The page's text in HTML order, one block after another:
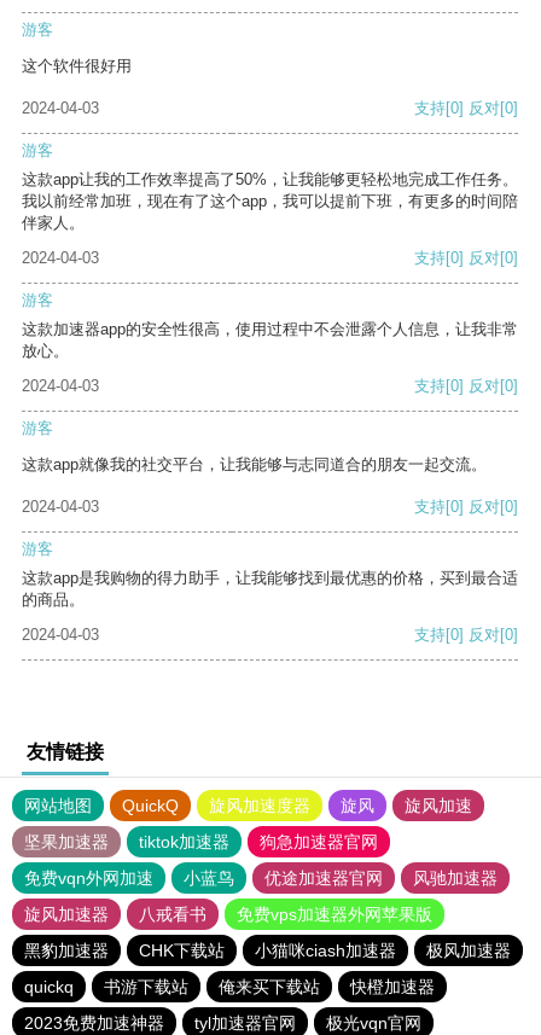
游客
这个软件很好用
2024-04-03 支持[0] 反对[0]
游客
这款app让我的工作效率提高了50%，让我能够更轻松地完成工作任务。
我以前经常加班，现在有了这个app，我可以提前下班，有更多的时间陪
伴家人。
2024-04-03
支持[0] 反对[0]
游客
这款加速器app的安全性很高，使用过程中不会泄露个人信息，让我非常
放心。
2024-04-03
支持[0] 反对[0]
游客
这款app就像我的社交平台，让我能够与志同道合的朋友一起交流。
2024-04-03 支持[0] 反对[0]
游客
这款app是我购物的得力助手，让我能够找到最优惠的价格，买到最合适
的商品。
2024-04-03
支持[0] 反对[0]
友情链接
网站地图 QuickQ 旋风加速度器 旋风
旋风加速
坚果加速器
tiktok加速器
狗急加速器官网
免费vqn外网加速
小蓝鸟 优途加速器官网
风驰加速器
旋风加速器
八戒看书
免费vps加速器外网苹果版
黑豹加速器
CHK下载站 小猫咪ciash加速器
极风加速器
quickq
书游下载站 俺来买下载站
快橙加速器
2023免费加速神器
tyl加速器官网 极光vqn官网